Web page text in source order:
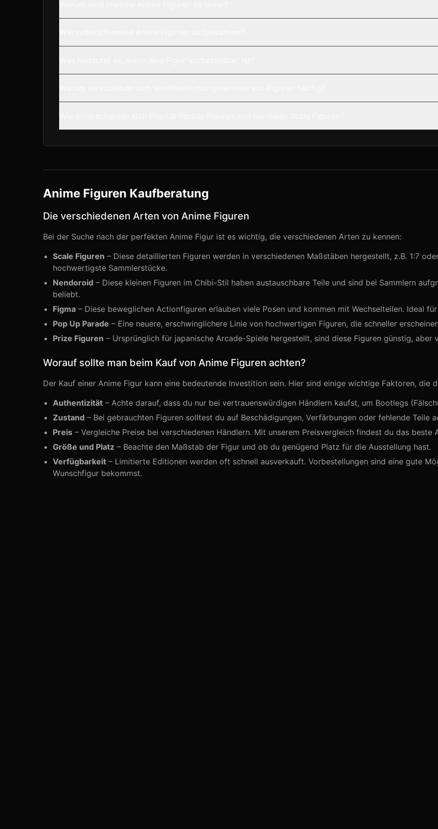
Anime Figuren Kaufberatung
Die verschiedenen Arten von Anime Figuren
Bei der Suche nach der perfekten Anime Figur ist es wichtig, die verschiedenen Arten zu kennen:
Scale Figuren – Diese detaillierten Figuren werden in verschiedenen Maßstäben hergestellt, z.B. 1:7
hochwertigste Sammlerstücke.
Nendoroid – Diese kleinen Figuren im Chibi-Stil haben austauschbare Teile und sind bei Sammlern
beliebt.
Figma – Diese beweglichen Actionfiguren erlauben viele Posen und kommen mit Wechselteilen. Ideal
Pop Up Parade – Eine neuere, erschwinglichere Linie von hochwertigen Figuren, die schneller
Prize Figuren – Ursprünglich für japanische Arcade-Spiele hergestellt, sind diese Figuren günstig, aber
Worauf sollte man beim Kauf von Anime Figuren achten?
Der Kauf einer Anime Figur kann eine bedeutende Investition sein. Hier sind einige wichtige Faktoren, die
Authentizität – Achte darauf, dass du nur bei vertrauenswürdigen Händlern kaufst, um Bootlegs
Zustand – Bei gebrauchten Figuren solltest du auf Beschädigungen, Verfärbungen oder fehlende Teile
Preis – Vergleiche Preise bei verschiedenen Händlern. Mit unserem Preisvergleich findest du das beste
Größe und Platz – Beachte den Maßstab der Figur und ob du genügend Platz für die Ausstellung hast.
Verfügbarkeit – Limitierte Editionen werden oft schnell ausverkauft. Vorbestellungen sind eine gute
Wunschfigur bekommst.